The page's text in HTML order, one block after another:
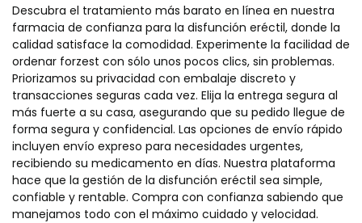
Descubra el tratamiento más barato en línea en nuestra
farmacia de confianza para la disfunción eréctil, donde la
calidad satisface la comodidad. Experimente la facilidad de
ordenar forzest con sólo unos pocos clics, sin problemas.
Priorizamos su privacidad con embalaje discreto y
transacciones seguras cada vez. Elija la entrega segura al
más fuerte a su casa, asegurando que su pedido llegue de
forma segura y confidencial. Las opciones de envío rápido
incluyen envío expreso para necesidades urgentes,
recibiendo su medicamento en días. Nuestra plataforma
hace que la gestión de la disfunción eréctil sea simple,
confiable y rentable. Compra con confianza sabiendo que
manejamos todo con el máximo cuidado y velocidad.